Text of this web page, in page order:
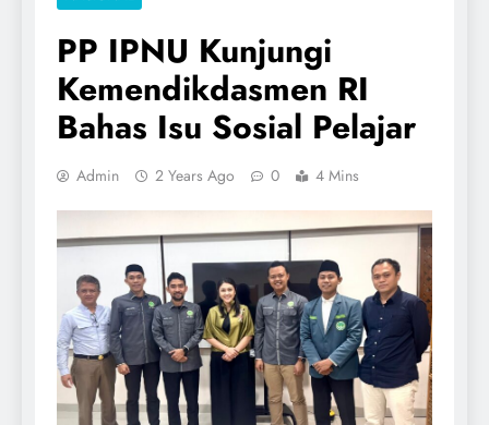
PP IPNU Kunjungi
Kemendikdasmen RI
Bahas Isu Sosial Pelajar
Admin 2 Years Ago 0 4 Mins